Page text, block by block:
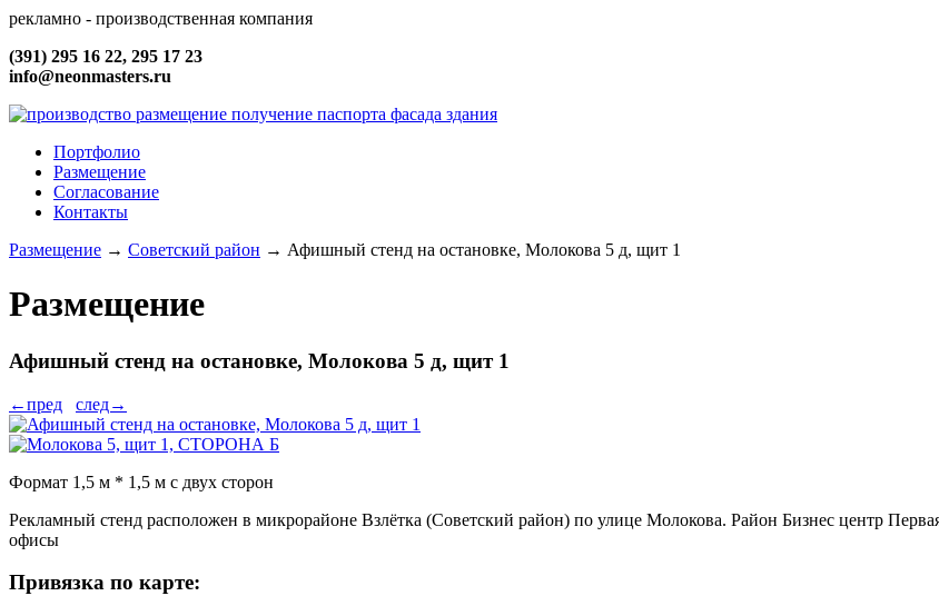
рекламно - производственная компания
(391) 295 16 22, 295 17 23
info@neonmasters.ru
Портфолио
Размещение
Согласование
Контакты
Размещение → Советский район → Афишный стенд на остановке, Молокова 5 д, щит 1
Размещение
Афишный стенд на остановке, Молокова 5 д, щит 1
←пред след→
Формат 1,5 м * 1,5 м с двух сторон
Рекламный стенд расположен в микрорайоне Взлётка (Советский район) по улице Молокова. Район Бизнес центр
офисы
Привязка по карте: